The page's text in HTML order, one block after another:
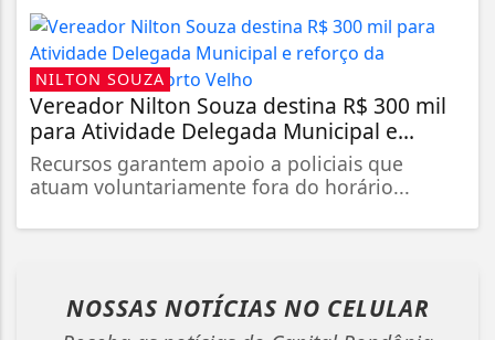
NILTON SOUZA
Vereador Nilton Souza destina R$ 300 mil
para Atividade Delegada Municipal e...
Recursos garantem apoio a policiais que
atuam voluntariamente fora do horário...
NOSSAS NOTÍCIAS NO CELULAR